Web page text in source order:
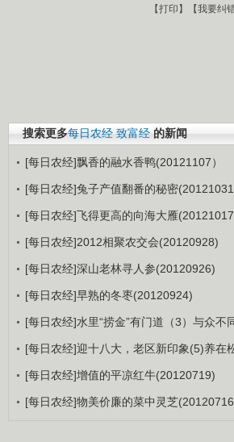
【打印 】【我要纠
搜索更多每日农经 致富经 的新闻
[每日农经]飘香的融水香鸭(20121107）
[每日农经]兔子产值翻番的秘密
[每日农经]飞得更高的向海大雁
[每日农经]2012相聚农交会(20120928)
[每日农经]深山老林寻人参(20120926)
[每日农经]早熟的冬枣(20120924)
[每日农经]水里“捞金”有门道（3）与众不
[每日农经]迎十八大，老区新印象(5)养在
[每日农经]增值的平凉红牛(20120719)
[每日农经]物美价廉的菜中灵芝